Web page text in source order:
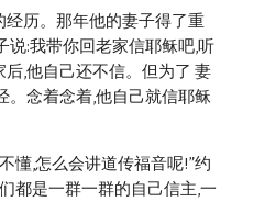
历。那年他的妻子得了重
说:我带你回老家信耶稣吧,听
,他自己还不信。但为了 妻
。念着念着,他自己就信耶稣
懂,怎么会讲道传福音呢!”约
都是一群一群的自己信主,一